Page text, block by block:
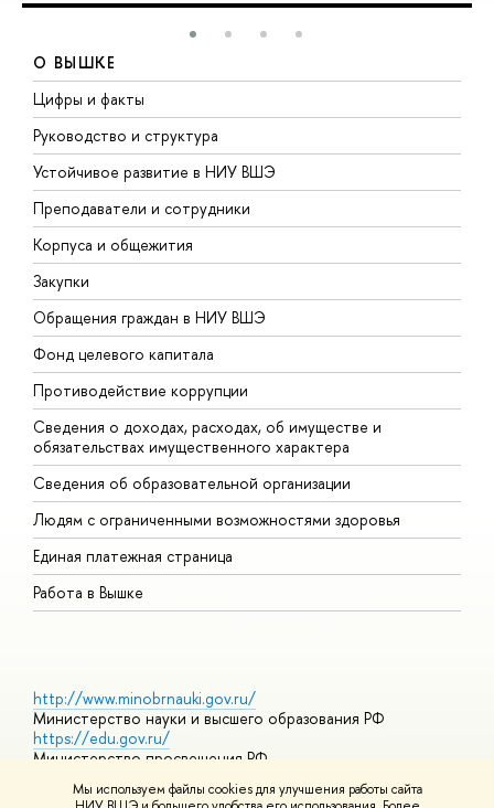
Мы используем файлы cookies для улучшения работы сайта
О ВЫШКЕ
Цифры и факты
Руководство и структура
Устойчивое развитие в НИУ ВШЭ
Преподаватели и сотрудники
Корпуса и общежития
Закупки
Обращения граждан в НИУ ВШЭ
Фонд целевого капитала
Противодействие коррупции
Сведения о доходах, расходах, об имуществе и
обязательствах имущественного характера
Сведения об образовательной организации
Людям с ограниченными возможностями здоровья
Единая платежная страница
Работа в Вышке
http://www.minobrnauki.gov.ru/
Министерство науки и высшего образования РФ
https://edu.gov.ru/
Министерство просвещения РФ
https://elearning.hse.ru/mooc
Массовые открытые онлайн-курсы